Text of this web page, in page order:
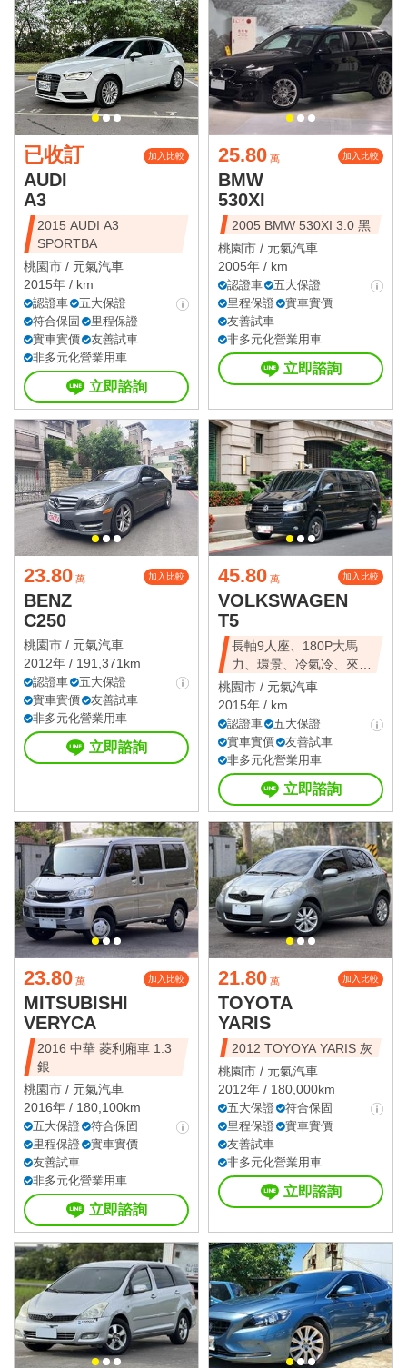
已收訂 加入比較
AUDI
A3
2015 AUDI A3
SPORTBA
桃園市 / 元氣汽車
2015年 / km
認證車
五大保證
符合保固
里程保證
實車實價
友善試車
非多元化營業用車
立即諮詢
25.80 萬 加入比較
BMW
530XI
2005 BMW 530XI 3.0 黑
桃園市 / 元氣汽車
2005年 / km
認證車
五大保證
里程保證
實車實價
友善試車
非多元化營業用車
立即諮詢
23.80 萬 加入比較
BENZ
C250
桃園市 / 元氣汽車
2012年 / 191,371km
認證車
五大保證
實車實價
友善試車
非多元化營業用車
立即諮詢
45.80 萬 加入比較
VOLKSWAGEN
T5
長軸9人座、180P大馬
力、環景、冷氣冷、來店
再優惠~
桃園市 / 元氣汽車
2015年 / km
認證車
五大保證
實車實價
友善試車
非多元化營業用車
立即諮詢
23.80 萬 加入比較
MITSUBISHI
VERYCA
2016 中華 菱利廂車 1.3
銀
桃園市 / 元氣汽車
2016年 / 180,100km
五大保證
符合保固
里程保證
實車實價
友善試車
非多元化營業用車
立即諮詢
21.80 萬 加入比較
TOYOTA
YARIS
2012 TOYOYA YARIS 灰
桃園市 / 元氣汽車
2012年 / 180,000km
五大保證
符合保固
里程保證
實車實價
友善試車
非多元化營業用車
立即諮詢